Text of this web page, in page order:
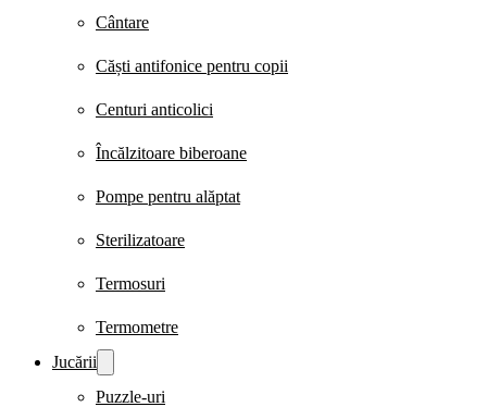
Cântare
Căști antifonice pentru copii
Centuri anticolici
Încălzitoare biberoane
Pompe pentru alăptat
Sterilizatoare
Termosuri
Termometre
Jucării
Puzzle-uri